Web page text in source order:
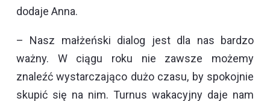
dodaje Anna.
– Nasz małżeński dialog jest dla nas bardzo
ważny. W ciągu roku nie zawsze możemy
znaleźć wystarczająco dużo czasu, by spokojnie
skupić się na nim. Turnus wakacyjny daje nam